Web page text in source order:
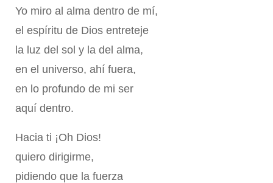
Yo miro al alma dentro de mí,
el espíritu de Dios entreteje
la luz del sol y la del alma,
en el universo, ahí fuera,
en lo profundo de mi ser
aquí dentro.
Hacia ti ¡Oh Dios!
quiero dirigirme,
pidiendo que la fuerza